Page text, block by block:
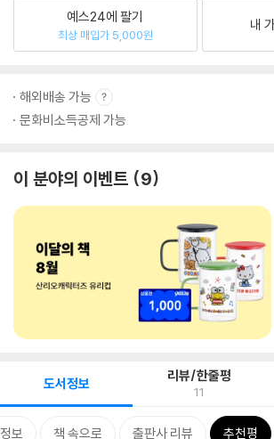
예스24에 팔기
최상 매입가 5,000원
내
해외배송 가능
문화비소득공제 가능
이 분야의 이벤트 9
도서정보 리뷰/한줄평
11
보 책 속으로 출판사 리뷰 추천평